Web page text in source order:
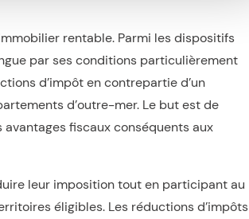
rentable. Parmi les dispositifs
par ses conditions particulièrement
d’impôt en contrepartie d’un
d’outre-mer. Le but est de
fiscaux conséquents aux
leur imposition tout en participant au
éligibles. Les réductions d’impôts